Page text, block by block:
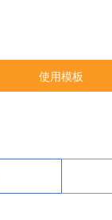
使用模板